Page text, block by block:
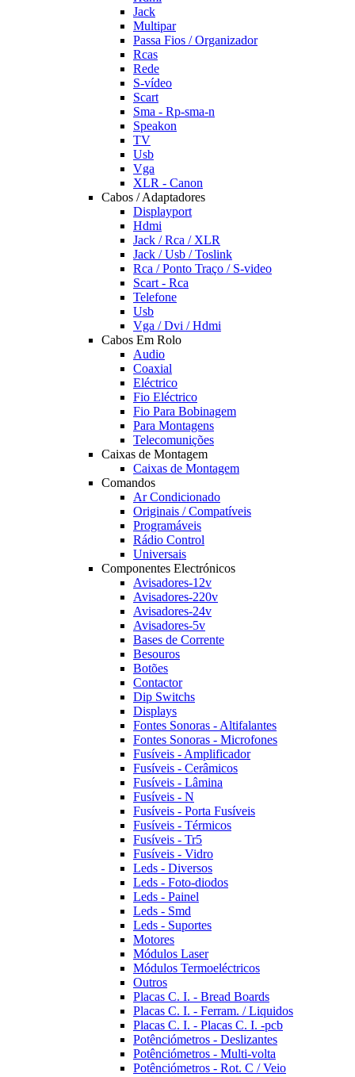
Jack
Multipar
Passa Fios / Organizador
Rcas
Rede
S-vídeo
Scart
Sma - Rp-sma-n
Speakon
TV
Usb
Vga
XLR - Canon
Cabos / Adaptadores
Displayport
Hdmi
Jack / Rca / XLR
Jack / Usb / Toslink
Rca / Ponto Traço / S-video
Scart - Rca
Telefone
Usb
Vga / Dvi / Hdmi
Cabos Em Rolo
Audio
Coaxial
Eléctrico
Fio Eléctrico
Fio Para Bobinagem
Para Montagens
Telecomunições
Caixas de Montagem
Caixas de Montagem
Comandos
Ar Condicionado
Originais / Compatíveis
Programáveis
Rádio Control
Universais
Componentes Electrónicos
Avisadores-12v
Avisadores-220v
Avisadores-24v
Avisadores-5v
Bases de Corrente
Besouros
Botões
Contactor
Dip Switchs
Displays
Fontes Sonoras - Altifalantes
Fontes Sonoras - Microfones
Fusíveis - Amplificador
Fusíveis - Cerâmicos
Fusíveis - Lâmina
Fusíveis - N
Fusíveis - Porta Fusíveis
Fusíveis - Térmicos
Fusíveis - Tr5
Fusíveis - Vidro
Leds - Diversos
Leds - Foto-diodos
Leds - Painel
Leds - Smd
Leds - Suportes
Motores
Módulos Laser
Módulos Termoeléctricos
Outros
Placas C. I. - Bread Boards
Placas C. I. - Ferram. / Liquidos
Placas C. I. - Placas C. I. -pcb
Potênciómetros - Deslizantes
Potênciómetros - Multi-volta
Potênciómetros - Rot. C / Veio